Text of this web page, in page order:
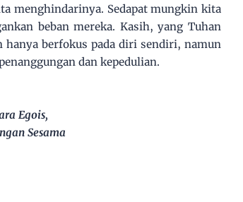
menghindarinya. Sedapat mungkin kita
beban mereka. Kasih, yang Tuhan
hanya berfokus pada diri sendiri, namun
dan kepedulian.
Egois,
Sesama